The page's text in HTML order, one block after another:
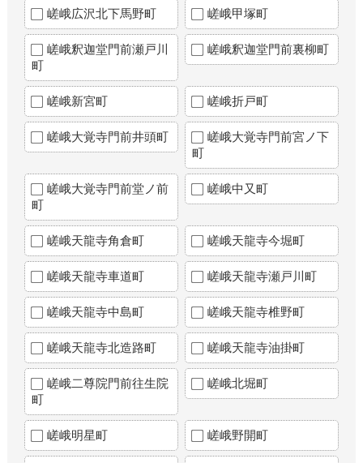
嵯峨広沢北下馬野町 嵯峨甲塚町
嵯峨釈迦堂門前瀬戸川
町
嵯峨釈迦堂門前裏柳町
嵯峨新宮町 嵯峨折戸町
嵯峨大覚寺門前井頭町
嵯峨大覚寺門前宮ノ下
町
嵯峨大覚寺門前堂ノ前
町
嵯峨中又町
嵯峨天龍寺角倉町 嵯峨天龍寺今堀町
嵯峨天龍寺車道町 嵯峨天龍寺瀬戸川町
嵯峨天龍寺中島町 嵯峨天龍寺椎野町
嵯峨天龍寺北造路町 嵯峨天龍寺油掛町
嵯峨二尊院門前往生院
町
嵯峨北堀町
嵯峨明星町 嵯峨野開町